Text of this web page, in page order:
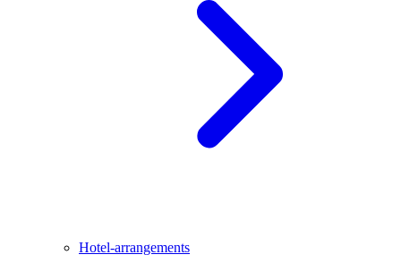
Hotel-arrangements